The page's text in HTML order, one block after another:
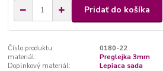
Pridať do košíka
Číslo produktu:
0180-22
materiál:
Preglejka 3mm
Doplnkový materiál:
Lepiaca sada